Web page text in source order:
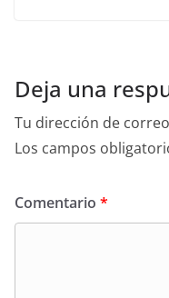
Deja una
Tu dirección de
Los campos
Comentario *